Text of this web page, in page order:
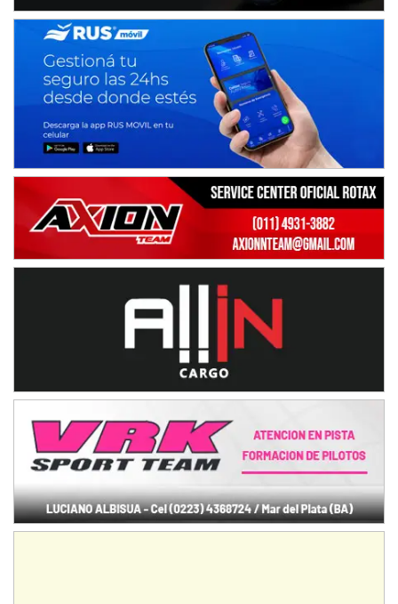
Juventud Unida (Tierra)
Humboldt (Santa Fe)
NORESTE SANTAFESINO - F6
Ciudad de Avellaneda (Asfalto)
Avellaneda (Santa Fe)
SUR SANTAFESINO - F4
José Samuel Sánchez (Tierra)
TUCUMANO - F5
Juan Navarro (Asfalto)
El Timbó (Tucumán)